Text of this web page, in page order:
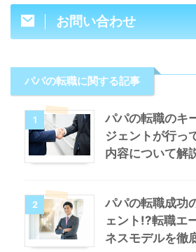
お問い合わせ
パパの転職に関する記事
1
パパの転職のキ
ジェントが行っ
内容について解
2
パパの転職成功
ェント!?転職エ
ネスモデルを徹